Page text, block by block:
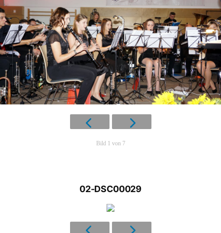
Bild 1 von 7
02-DSC00029